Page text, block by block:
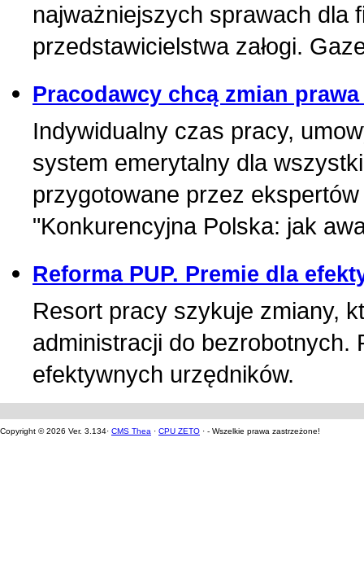
najważniejszych sprawach dla
przedstawicielstwa załogi.
Pracodawcy chcą zmian
Indywidualny czas pracy,
system emerytalny dla
przygotowane przez
"Konkurencyjna Polska: jak
Reforma PUP. Premie dla
Resort pracy szykuje zmiany,
administracji do bezrobotnych.
efektywnych urzędników.
Copyright © 2026 Ver. 3.134· CMS Thea · CPU ZETO · - Wszelkie prawa zastrzeżone!